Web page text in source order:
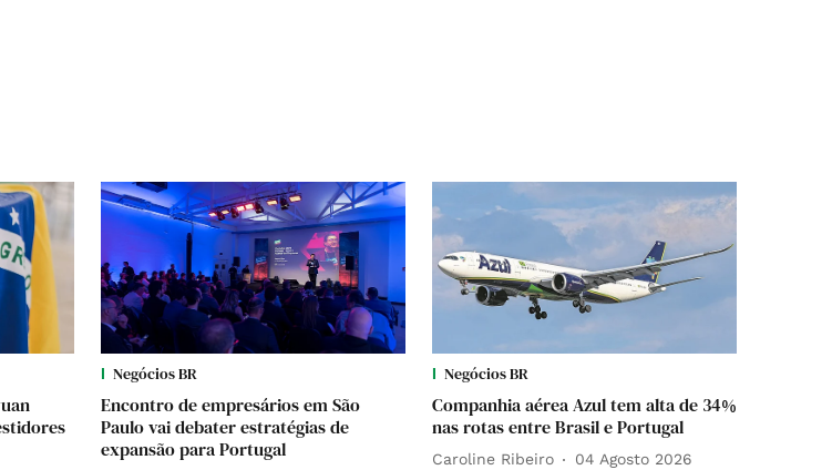
Negócios BR
Encontro de empresários em São
Paulo vai debater estratégias de
expansão para Portugal
Negócios BR
Companhia aérea Azul tem alta de 34%
nas rotas entre Brasil e Portugal
Caroline Ribeiro 04 Agosto 2026